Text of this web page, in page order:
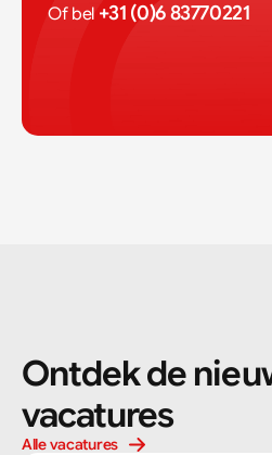
Of bel +31 (0)6 83770221
Ontdek de
vacatures
Alle vacatures